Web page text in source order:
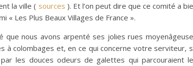
la ville ( sources ). Et l’on peut dire que ce comité a
Les Plus Beaux Villages de France ».
que nous avons arpenté ses jolies rues
à colombages et, en ce qui concerne votre serviteur,
les douces odeurs de galettes qui parcouraient